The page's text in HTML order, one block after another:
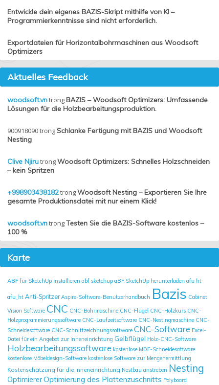
Entwickle dein eigenes BAZIS-Skript mithilfe von KI –
Programmierkenntnisse sind nicht erforderlich.
Exportdateien für Horizontalbohrmaschinen aus Woodsoft
Optimizers
Aktuelles Feedback
woodsoft.vntrongBAZIS – Woodsoft Optimizers: Umfassende
Lösungen für die Holzbearbeitungsproduktion.
900918090trongSchlanke Fertigung mit BAZIS und Woodsoft
Nesting
Clive NjirutrongWoodsoft Optimizers: Schnelles Holzschneiden
– kein Spritzen
+998903438182trongWoodsoft Nesting – Exportieren Sie Ihre
gesamte Produktionsdatei mit nur einem Klick!
woodsoft.vntrongTesten Sie die BAZIS-Software kostenlos –
100 %
Karte
ABF für SketchUp installieren abf sketchup aBF SketchUp herunterladen afu ht
afu_ht Anti-Spritzer Aspire-Software-Benutzerhandbuch Bazis Cabinet
Vision Software CNC CNC-Bohrmaschine CNC-Flügel CNC-Holzkurs CNC-
Holzprogrammierungssoftware CNC-Laufzeitsoftware CNC-Nestingmaschine CNC-
Schneidesoftware CNC-Schnittzeichnungssoftware CNC-Software Excel-
Datei für ein Angebot zur Inneneinrichtung Gelbflügel Holz-CNC-Software
Holzbearbeitungssoftware kostenlose MDF-Schneidesoftware
kostenlose Möbeldesign-Software kostenlose Software zur Mengenermittlung
Kostenschätzung für die Inneneinrichtung Nestbau anstreben Nesting
OptimiererOptimierung des Plattenzuschnitts Polyboard